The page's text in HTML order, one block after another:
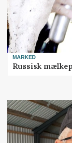
MARKED
Russisk